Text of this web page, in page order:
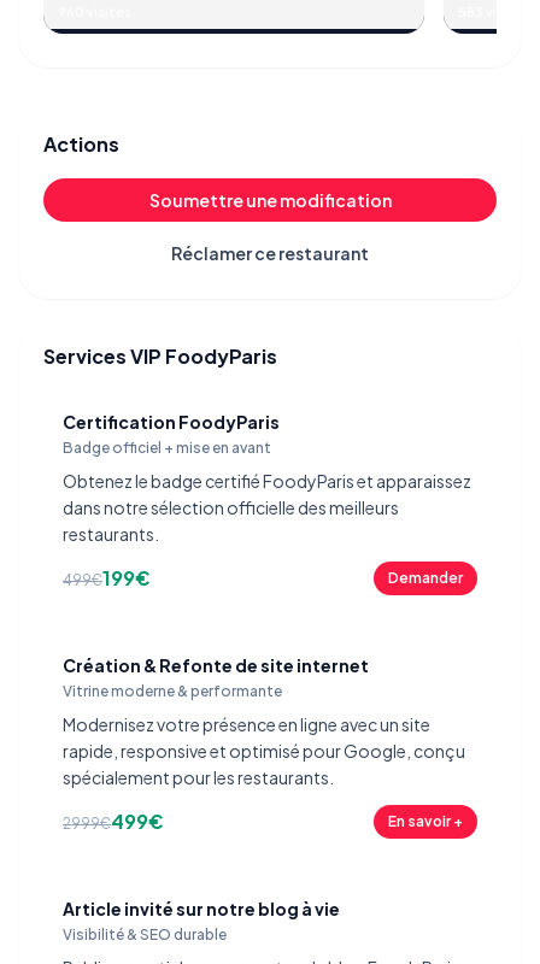
Actions
Soumettre une modification
Réclamer ce restaurant
Services VIP FoodyParis
Certification FoodyParis
Badge officiel + mise en avant
Obtenez le badge certifié FoodyParis et apparaissez
dans notre sélection officielle des meilleurs
restaurants.
499€199€ Demander
Création & Refonte de site internet
Vitrine moderne & performante
Modernisez votre présence en ligne avec un site
rapide, responsive et optimisé pour Google, conçu
spécialement pour les restaurants.
2999€499€ En savoir +
Article invité sur notre blog à vie
Visibilité & SEO durable